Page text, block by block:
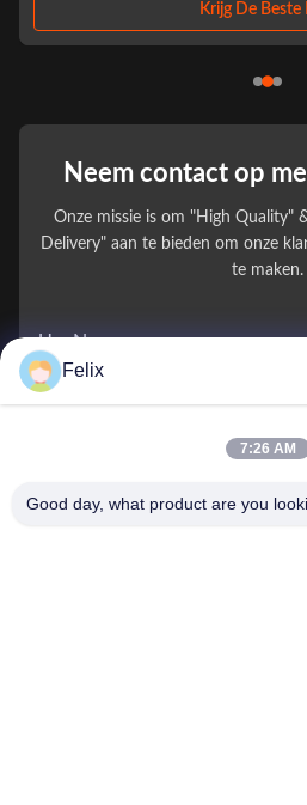
Krijg De Beste
Neem contact op
Onze missie is om "High Quality"
Delivery" aan te bieden om onze
te maken.
Uw Naam
*
Felix
7:26 AM
Good day, what product are you